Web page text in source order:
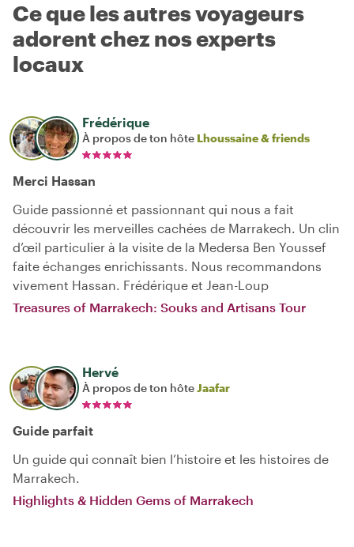
Ce que les autres voyageurs
adorent chez nos experts
locaux
Frédérique
À propos de ton hôte Lhoussaine & friends
Merci Hassan
Guide passionné et passionnant qui nous a fait
découvrir les merveilles cachées de Marrakech. Un clin
d’œil particulier à la visite de la Medersa Ben Youssef
faite échanges enrichissants. Nous recommandons
vivement Hassan. Frédérique et Jean-Loup
Treasures of Marrakech: Souks and Artisans Tour
Hervé
À propos de ton hôteJaafar
Guide parfait
Un guide qui connaît bien l’histoire et les histoires de
Marrakech.
Highlights & Hidden Gems of Marrakech